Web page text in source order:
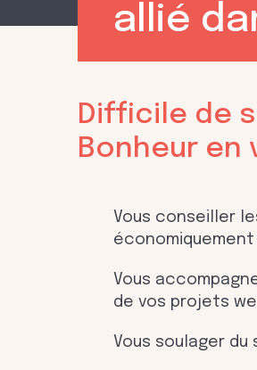
allié
Difficile de
Bonheur en
Vous conseiller
Vous
de vos projets
Vous soulager